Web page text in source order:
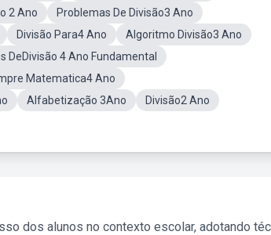
2 Ano
Problemas De Divisão3 Ano
Divisão Para4 Ano
Algoritmo Divisão3 Ano
DeDivisão 4 Ano Fundamental
Matematica4 Ano
Alfabetização 3Ano
Divisão2 Ano
dos alunos no contexto escolar, adotando